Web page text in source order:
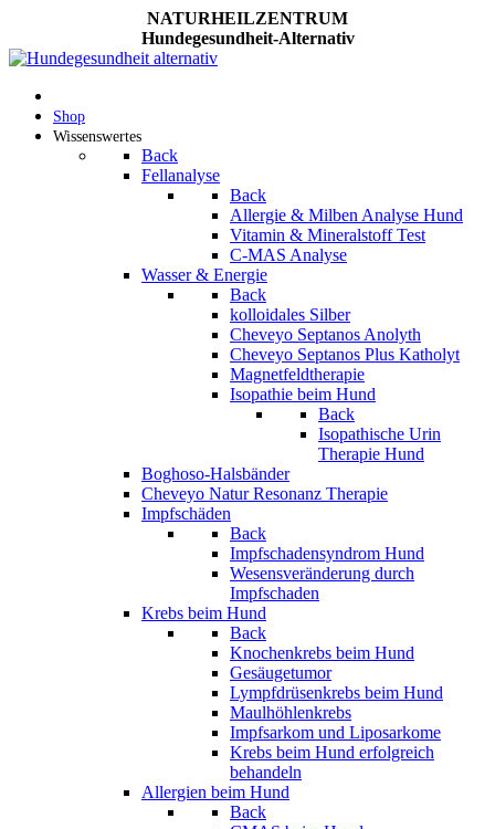
NATURHEILZENTRUM
Hundegesundheit-Alternativ
Shop
Wissenswertes
Back
Fellanalyse
Back
Allergie & Milben Analyse Hund
Vitamin & Mineralstoff Test
C-MAS Analyse
Wasser & Energie
Back
kolloidales Silber
Cheveyo Septanos Anolyth
Cheveyo Septanos Plus Katholyt
Magnetfeldtherapie
Isopathie beim Hund
Back
Isopathische Urin
Therapie Hund
Boghoso-Halsbänder
Cheveyo Natur Resonanz Therapie
Impfschäden
Back
Impfschadensyndrom Hund
Wesensveränderung durch
Impfschaden
Krebs beim Hund
Back
Knochenkrebs beim Hund
Gesäugetumor
Lympfdrüsenkrebs beim Hund
Maulhöhlenkrebs
Impfsarkom und Liposarkome
Krebs beim Hund erfolgreich
behandeln
Allergien beim Hund
Back